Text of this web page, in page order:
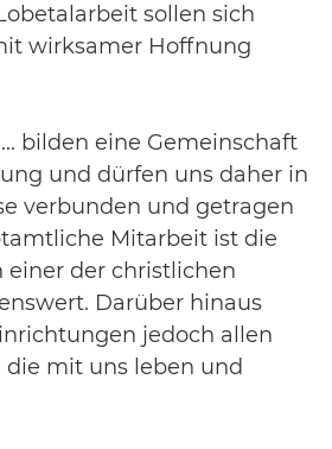
sollen sich
wirksamer Hoffnung
bilden eine Gemeinschaft
und dürfen uns daher in
verbunden und getragen
Mitarbeit ist die
einer der christlichen
Darüber hinaus
jedoch allen
die mit uns leben und